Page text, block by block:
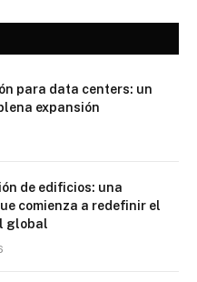
para data centers: un
expansión
de edificios: una
comienza a redefinir el
global